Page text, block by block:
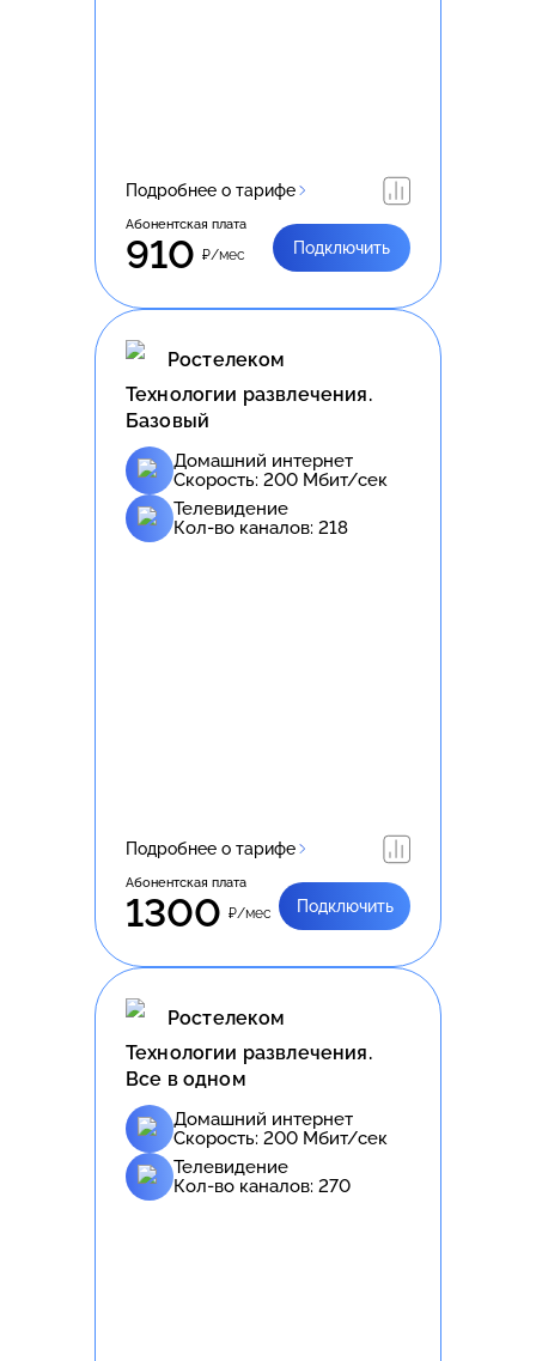
Подробнее о тарифе
Абонентская плата
910 ₽/мес Подключить
Ростелеком
Технологии развлечения.
Базовый
Домашний интернет
Скорость: 200 Мбит/сек
Телевидение
Кол-во каналов: 218
Подробнее о тарифе
Абонентская плата
1300 ₽/мес Подключить
Ростелеком
Технологии развлечения.
Все в одном
Домашний интернет
Скорость: 200 Мбит/сек
Телевидение
Кол-во каналов: 270